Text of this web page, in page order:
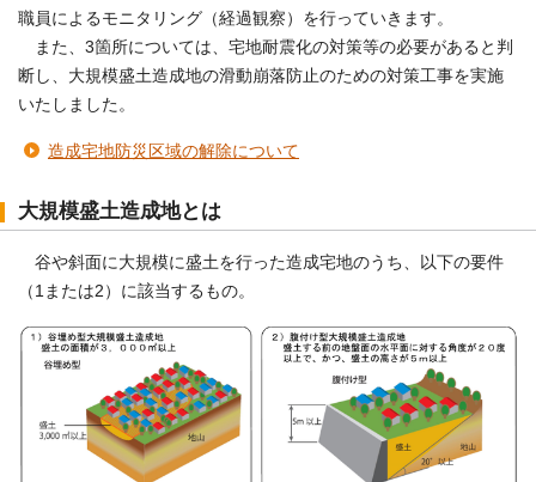
職員によるモニタリング（経過観察）を行っていきます。
また、3箇所については、宅地耐震化の対策等の必要があると判
断し、大規模盛土造成地の滑動崩落防止のための対策工事を実施
いたしました。
造成宅地防災区域の解除について
大規模盛土造成地とは
谷や斜面に大規模に盛土を行った造成宅地のうち、以下の要件
（1または2）に該当するもの。